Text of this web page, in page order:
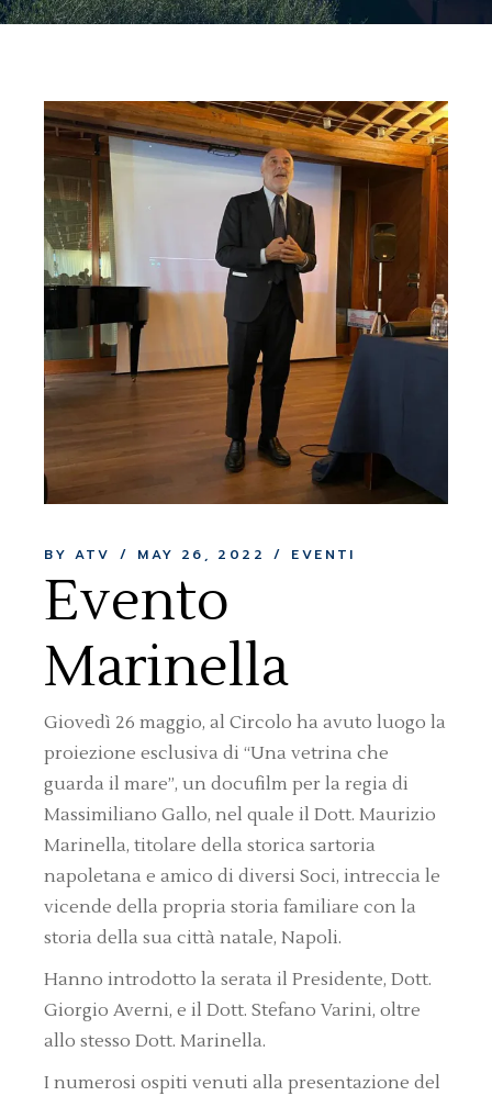
BY ATV MAY 26, 2022 EVENTI
Evento
Marinella
Giovedì 26 maggio, al Circolo ha avuto luogo la
proiezione esclusiva di “Una vetrina che
guarda il mare”, un docufilm per la regia di
Massimiliano Gallo, nel quale il Dott. Maurizio
Marinella, titolare della storica sartoria
napoletana e amico di diversi Soci, intreccia le
vicende della propria storia familiare con la
storia della sua città natale, Napoli.
Hanno introdotto la serata il Presidente, Dott.
Giorgio Averni, e il Dott. Stefano Varini, oltre
allo stesso Dott. Marinella.
I numerosi ospiti venuti alla presentazione del